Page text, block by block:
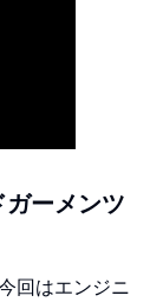
ーメンツ
回はエンジニ